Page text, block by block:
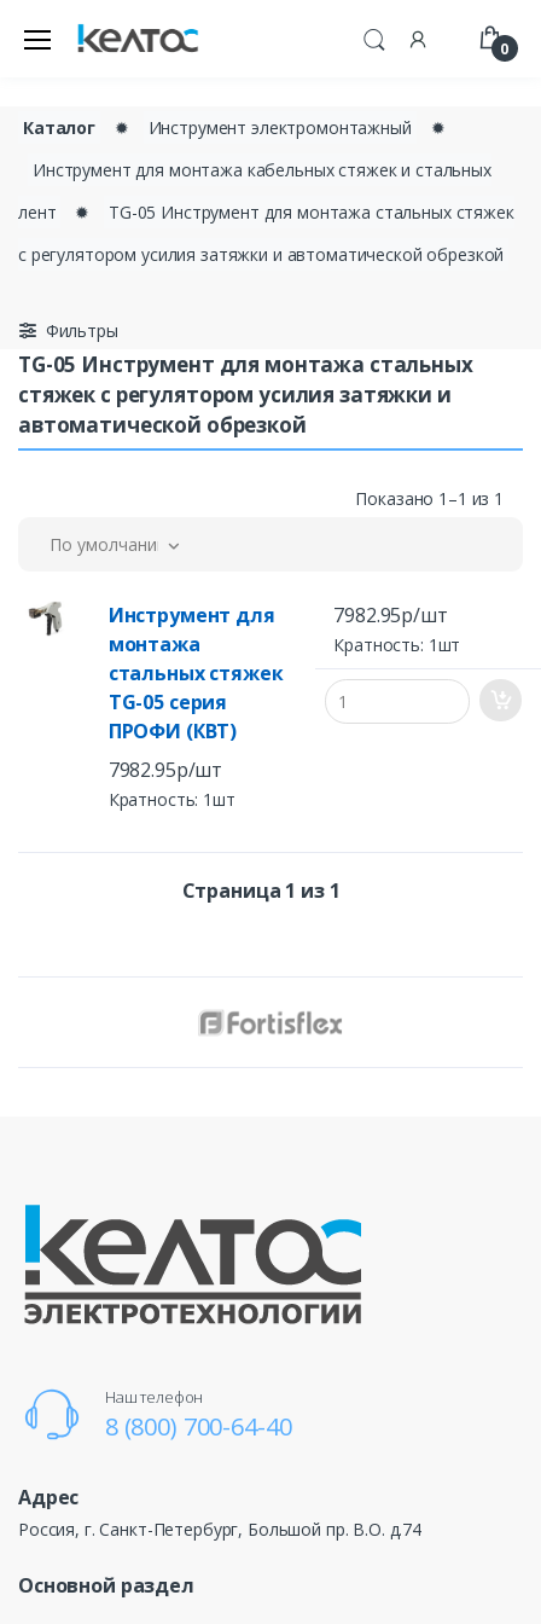
0
Каталог ✹ Инструмент электромонтажный
✹
Инструмент для монтажа кабельных стяжек и стальных
лент
✹
TG-05 Инструмент для монтажа стальных стяжек
с регулятором усилия затяжки и автоматической обрезкой
Фильтры
TG-05 Инструмент для монтажа стальных
стяжек с регулятором усилия затяжки и
автоматической обрезкой
Показано 1–1 из 1
По умолчанию
Инструмент для
монтажа
стальных стяжек
TG-05 серия
ПРОФИ (КВТ)
7982.95р/шт
Кратность: 1шт
7982.95р/шт
Кратность: 1шт
Страница 1 из 1
Наш телефон
8 (800) 700-64-40
Адрес
Россия, г. Санкт-Петербург, Большой пр. В.О. д.74
Основной раздел